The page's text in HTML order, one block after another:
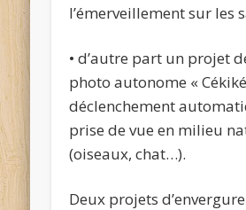
l’émerveillement sur les
• d’autre part un projet
photo autonome «
déclenchement
prise de vue en milieu
(oiseaux, chat…).
Deux projets